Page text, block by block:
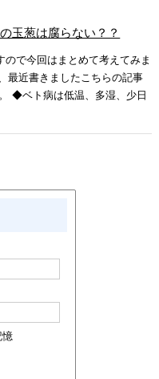
玉葱は腐らない？？
で今回はまとめて考えてみま
最近書きましたこちらの記事
◆ベト病は低温、多湿、少日
憶